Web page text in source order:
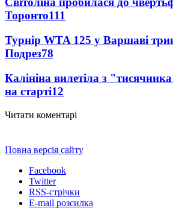
Торонто111
Турнір WTA 125 у Варшаві
Подрез78
Калініна вилетіла з
на старті12
Читати коментарі
Повна версія сайту
Facebook
Twitter
RSS-стрічки
E-mail розсилка